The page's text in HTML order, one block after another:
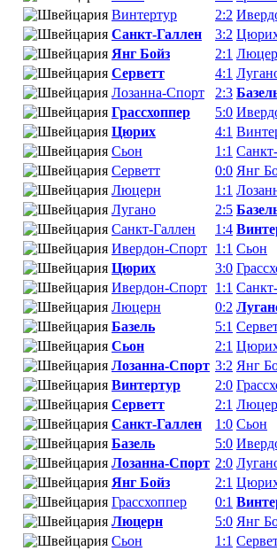
Винтертур
2:2
Санкт-Галлен
3:2
Янг Бойз
2:1
Серветт
4:1
Лозанна-Спорт
2:3
Грассхоппер
5:0
Цюрих
4:1
Сьон
1:1
Серветт
0:0 Янг
Люцерн
1:1
Лугано
2:5
Санкт-Галлен
1:4
Ивердон-Спорт 1:1 Сьон
Цюрих
3:0
Ивердон-Спорт 1:1
Люцерн
0:2
Базель
5:1
Сьон
2:1
Лозанна-Спорт 3:2 Янг
Винтертур
2:0
Серветт
2:1
Санкт-Галлен
1:0 Сьон
Базель
5:0
Лозанна-Спорт 2:0
Янг Бойз
2:1
Грассхоппер
0:1
Люцерн
5:0 Янг
Сьон
1:1